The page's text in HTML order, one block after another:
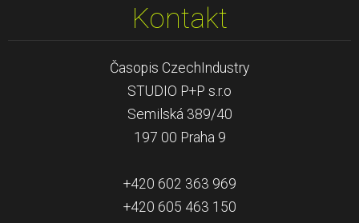
Kontakt
Časopis CzechIndustry
STUDIO P+P s.r.o
Semilská 389/40
197 00 Praha 9
+420 602 363 969
+420 605 463 150